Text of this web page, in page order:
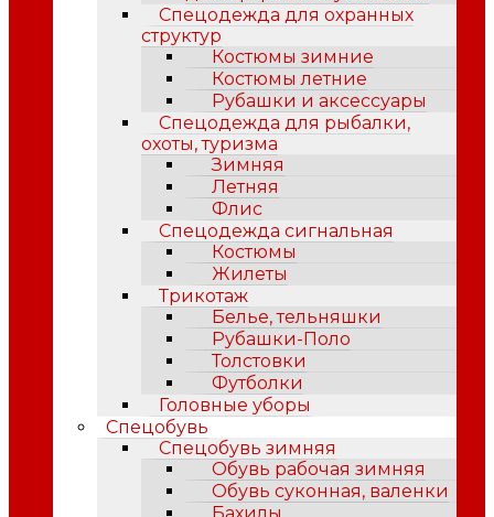
Спецодежда для охранных
структур
Костюмы зимние
Костюмы летние
Рубашки и аксессуары
Спецодежда для рыбалки,
охоты, туризма
Зимняя
Летняя
Флис
Спецодежда сигнальная
Костюмы
Жилеты
Трикотаж
Белье, тельняшки
Рубашки-Поло
Толстовки
Футболки
Головные уборы
Спецобувь
Спецобувь зимняя
Обувь рабочая зимняя
Обувь суконная, валенки